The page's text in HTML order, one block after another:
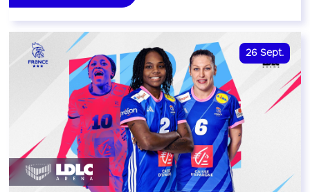
26 Sept.